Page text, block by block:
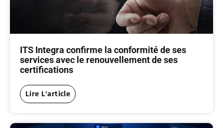
ITS Integra confirme la conformité de ses
services avec le renouvellement de ses
certifications
Lire L'article